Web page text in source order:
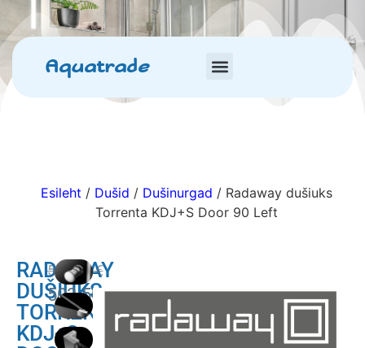
Aquatrade
Esileht / Dušid / Dušinurgad / Radaway dušiuks
Torrenta KDJ+S Door 90 Left
RADAWAY
DUŠIUKS
TORRENTA
KDJ+S
530.00€
503.50€